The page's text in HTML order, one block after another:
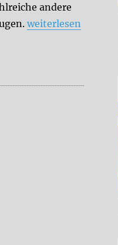
andere
„Tremolo-Effekte“
weiterlesen